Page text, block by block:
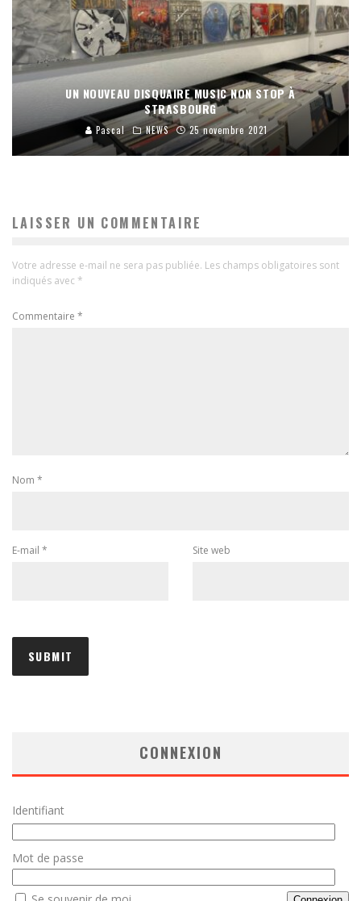
UN NOUVEAU DISQUAIRE MUSIC NON STOP À
STRASBOURG
Pascal NEWS 25 novembre 2021
LAISSER UN COMMENTAIRE
Votre adresse e-mail ne sera pas publiée. Les champs obligatoires sont
indiqués avec *
Commentaire *
Nom *
E-mail * Site web
CONNEXION
Identifiant
Mot de passe